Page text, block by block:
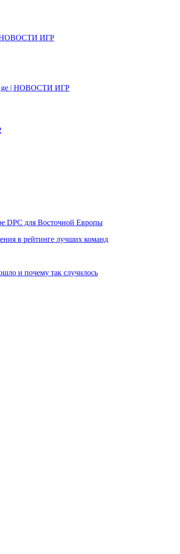
| НОВОСТИ ИГР
Age | НОВОСТИ ИГР
DPC для Восточной Европы
в рейтинге лучших команд
и почему так случилось